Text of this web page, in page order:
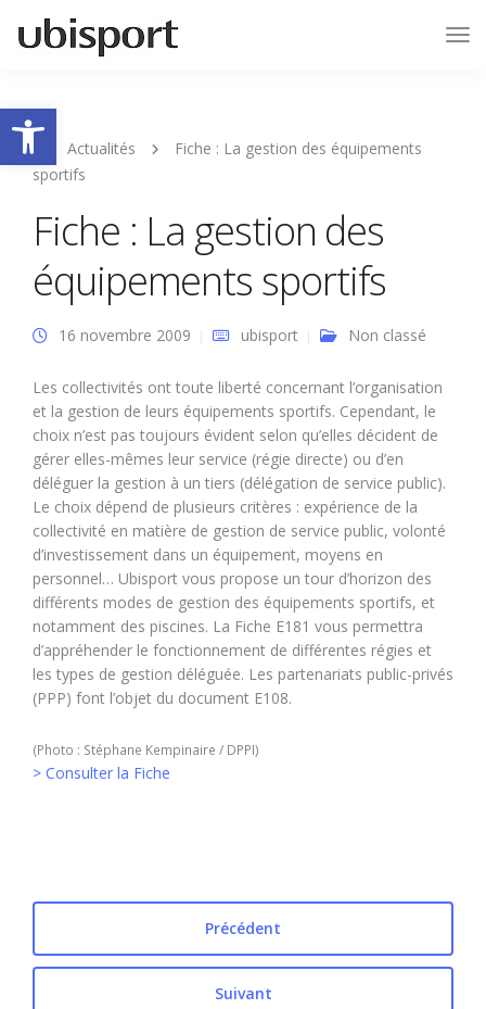
Ouvrir la barre d’outils
Actualités
Fiche : La gestion des équipements
sportifs
Fiche : La gestion des
équipements sportifs
16 novembre 2009 ubisport Non classé
Les collectivités ont toute liberté concernant l’organisation
et la gestion de leurs équipements sportifs. Cependant, le
choix n’est pas toujours évident selon qu’elles décident de
gérer elles-mêmes leur service (régie directe) ou d’en
déléguer la gestion à un tiers (délégation de service public).
Le choix dépend de plusieurs critères : expérience de la
collectivité en matière de gestion de service public, volonté
d’investissement dans un équipement, moyens en
personnel… Ubisport vous propose un tour d’horizon des
différents modes de gestion des équipements sportifs, et
notamment des piscines. La Fiche E181 vous permettra
d’appréhender le fonctionnement de différentes régies et
les types de gestion déléguée. Les partenariats public-privés
(PPP) font l’objet du document E108.
(Photo : Stéphane Kempinaire / DPPI)
> Consulter la Fiche
Précédent
Suivant